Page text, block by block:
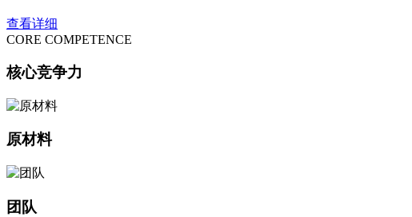
查看详细
CORE COMPETENCE
核心竞争力
原材料
团队